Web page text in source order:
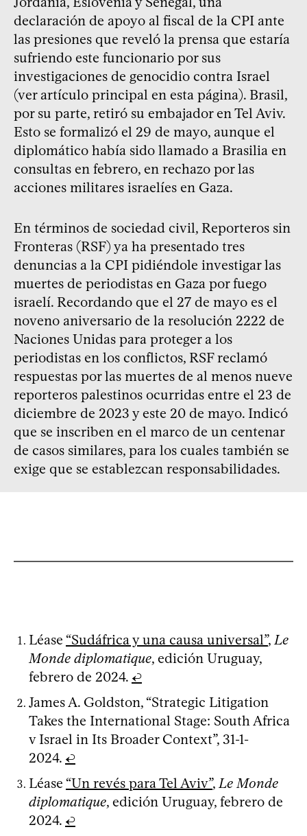
declaración de apoyo al fiscal de la CPI ante
las presiones que reveló la prensa que estaría
sufriendo este funcionario por sus
investigaciones de genocidio contra Israel
(ver artículo principal en esta página). Brasil,
por su parte, retiró su embajador en Tel Aviv.
Esto se formalizó el 29 de mayo, aunque el
diplomático había sido llamado a Brasilia en
consultas en febrero, en rechazo por las
acciones militares israelíes en Gaza.
En términos de sociedad civil, Reporteros sin
Fronteras (RSF) ya ha presentado tres
denuncias a la CPI pidiéndole investigar las
muertes de periodistas en Gaza por fuego
israelí. Recordando que el 27 de mayo es el
noveno aniversario de la resolución 2222 de
Naciones Unidas para proteger a los
periodistas en los conflictos, RSF reclamó
respuestas por las muertes de al menos nueve
reporteros palestinos ocurridas entre el 23 de
diciembre de 2023 y este 20 de mayo. Indicó
que se inscriben en el marco de un centenar
de casos similares, para los cuales también se
exige que se establezcan responsabilidades.
Léase “Sudáfrica y una causa universal”,Le
Monde diplomatique, edición Uruguay,
febrero de 2024. ↩
James A. Goldston, “Strategic Litigation
Takes the International Stage: South Africa
v Israel in Its Broader Context”, 31-1-
2024. ↩
Léase “Un revés para Tel Aviv”,Le Monde
diplomatique, edición Uruguay, febrero de
2024. ↩